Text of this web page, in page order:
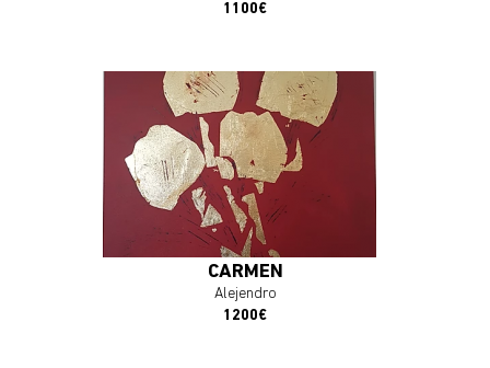
1100€
CARMEN
Alejendro
1200€
En savoir plus
J'ACHÈTE L'OEUVRE